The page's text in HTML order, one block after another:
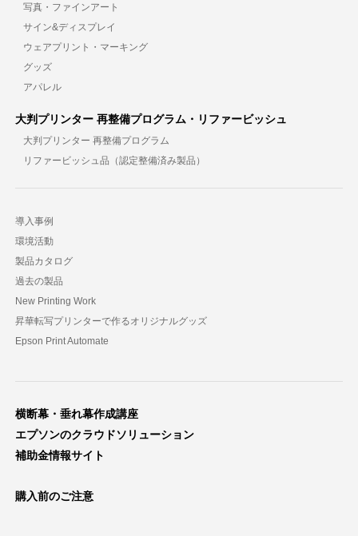
写真・ファインアート
サイン&ディスプレイ
ウェアプリント・マーキング
グッズ
アパレル
大判プリンター 再整備プログラム・リファービッシュ
大判プリンター 再整備プログラム
リファービッシュ品（認定整備済み製品）
導入事例
環境活動
製品カタログ
過去の製品
New Printing Work
昇華転写プリンターで作るオリジナルグッズ
Epson Print Automate
横断幕・垂れ幕作成講座
エプソンのクラウドソリューション
補助金情報サイト
購入前のご注意